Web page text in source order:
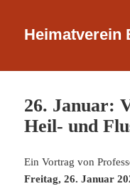
Heimatverein
26. Januar:
Heil- und
Ein Vortrag von
Freitag, 26. Januar